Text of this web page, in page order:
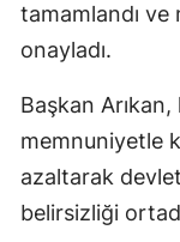
tamamlandı ve
onayladı.
Başkan Arıkan,
memnuniyetle
azaltarak
belirsizliği